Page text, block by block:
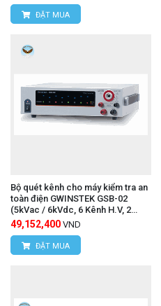
ĐẶT MUA
Bộ quét kênh cho máy kiểm tra an
toàn điện GWINSTEK GSB-02
(5kVac / 6kVdc, 6 Kênh H.V, 2
Kênh G.B)
49,152,400 VND
ĐẶT MUA